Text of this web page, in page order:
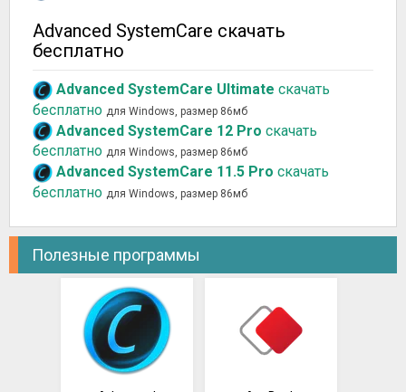
Advanced SystemCare скачать
бесплатно
Advanced SystemCare Ultimate скачать
бесплатно для Windows, размер 86мб
Advanced SystemCare 12 Pro скачать
бесплатно для Windows, размер 86мб
Advanced SystemCare 11.5 Pro скачать
бесплатно для Windows, размер 86мб
Полезные программы